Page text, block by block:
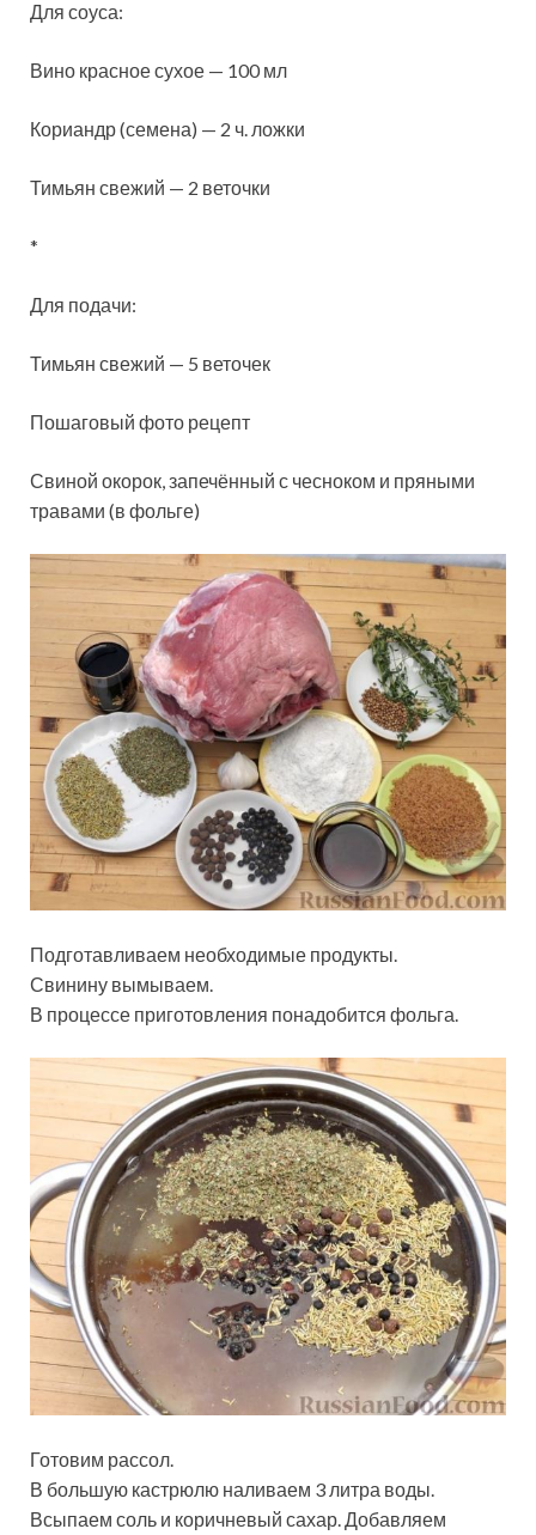
Для соуса:
Вино красное сухое — 100 мл
Кориандр (семена) — 2 ч. ложки
Тимьян свежий — 2 веточки
*
Для подачи:
Тимьян свежий — 5 веточек
Пошаговый фото рецепт
Свиной окорок, запечённый с чесноком и пряными
травами (в фольге)
Подготавливаем необходимые продукты.
Свинину вымываем.
В процессе приготовления понадобится фольга.
Готовим рассол.
В большую кастрюлю наливаем 3 литра воды.
Всыпаем соль и коричневый сахар. Добавляем